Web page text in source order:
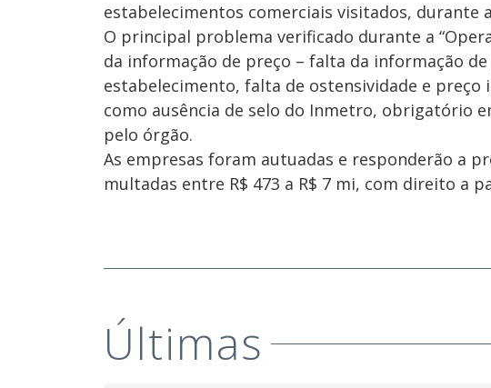
estabelecimentos comerciais visitados, durante a
O principal problema verificado durante a
da informação de preço – falta da informação
estabelecimento, falta de ostensividade e
como ausência de selo do Inmetro, obrigatório
pelo órgão.
As empresas foram autuadas e responderão a
multadas entre R$ 473 a R$ 7 mi, com direito a
Últimas